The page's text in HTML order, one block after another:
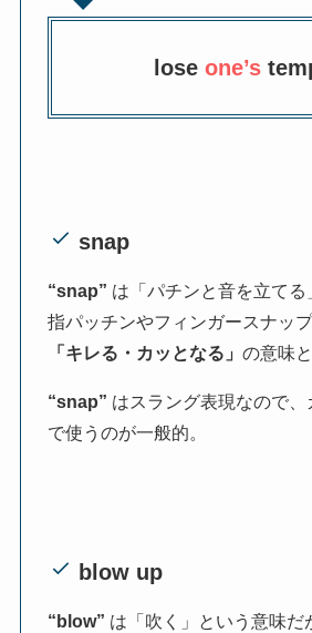
lose one’s
snap
“snap” は「パチンと音を立てる
指パッチンやフィンガースナッ
「キレる・カッとなる」 の意味
“snap” はスラング表現なので
で使うのが一般的。
blow up
“blow” は「吹く」という意味だ